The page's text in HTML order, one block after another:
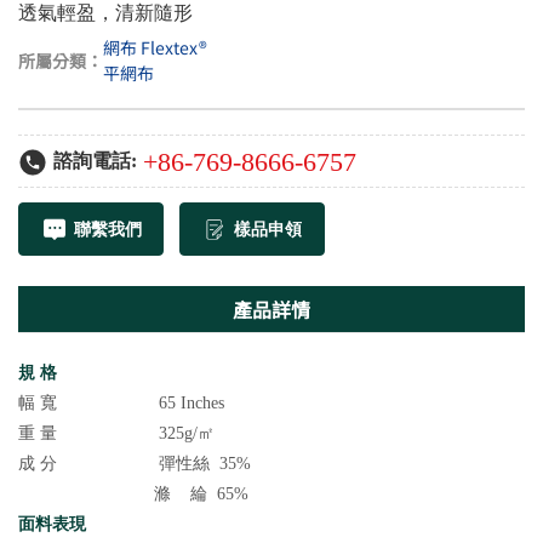
所屬分類：
網布 Flextex®
平網布
諮詢電話: +86-769-8666-6757
聯繫我們 樣品申領
產品詳情
規 格
幅 寬 65 Inches
重 量 325g/㎡
成 分 彈性絲 35%
滌 綸 65%
面料表現